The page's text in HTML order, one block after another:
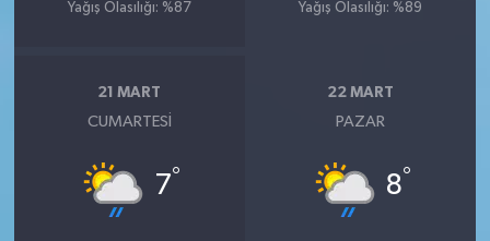
Yağış Olasılığı: %87
Yağış Olasılığı: %89
21 MART
CUMARTESI
7°
22 MART
PAZAR
8°